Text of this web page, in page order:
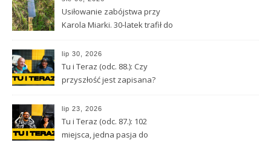
Usiłowanie zabójstwa przy
Karola Miarki. 30-latek trafił do
lip 30, 2026
Tu i Teraz (odc. 88.): Czy
przyszłość jest zapisana?
astrologii i przeznaczeniu
lip 23, 2026
Tu i Teraz (odc. 87.): 102
miejsca, jedna pasja do